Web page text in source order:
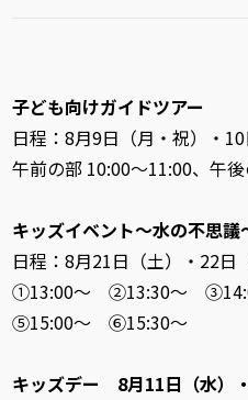
子ども向けガイドツアー
日程：8月9日（月・祝）・10
午前の部 10:00～11:00、午
キッズイベント～水の不思議
日程：8月21日（土）・22日
①13:00～ ②13:30～
⑤15:00～ ⑥15:30～
キッズデー 8月11日（水）・